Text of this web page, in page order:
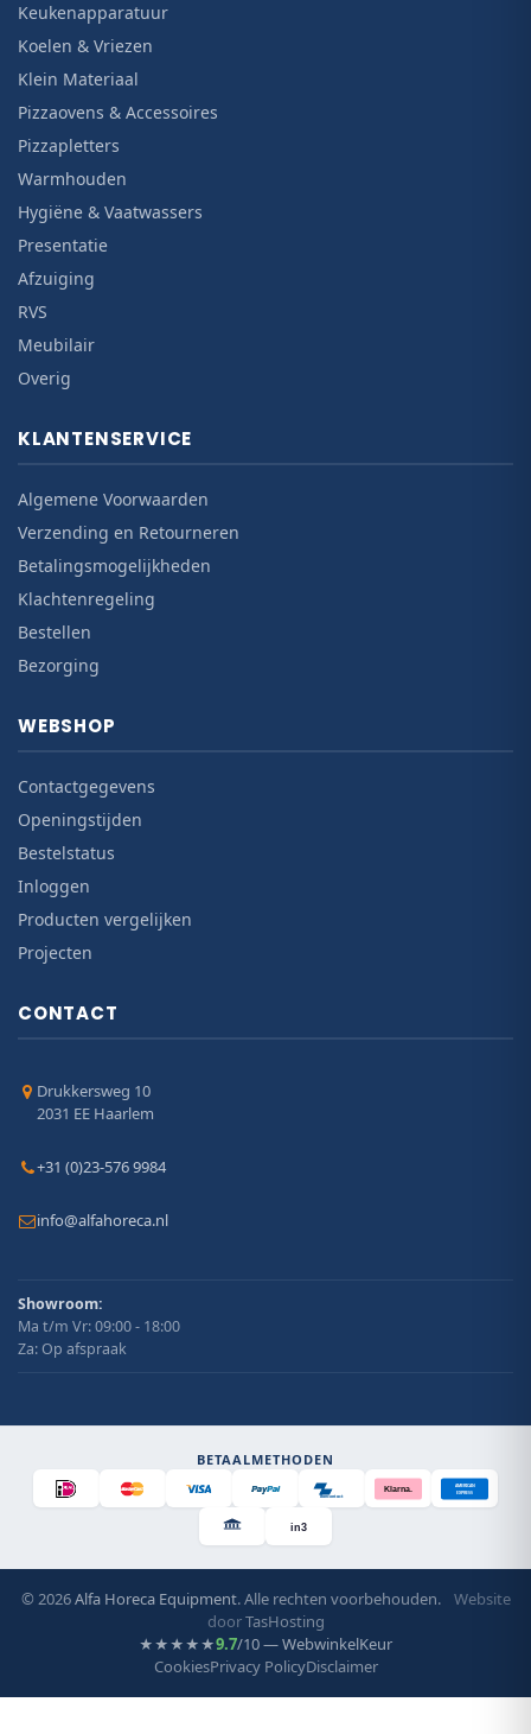
Keukenapparatuur
Koelen & Vriezen
Klein Materiaal
Pizzaovens & Accessoires
Pizzapletters
Warmhouden
Hygiëne & Vaatwassers
Presentatie
Afzuiging
RVS
Meubilair
Overig
KLANTENSERVICE
Algemene Voorwaarden
Verzending en Retourneren
Betalingsmogelijkheden
Klachtenregeling
Bestellen
Bezorging
WEBSHOP
Contactgegevens
Openingstijden
Bestelstatus
Inloggen
Producten vergelijken
Projecten
CONTACT
Drukkersweg 10
2031 EE Haarlem
+31 (0)23-576 9984
info@alfahoreca.nl
Showroom:
Ma t/m Vr: 09:00 - 18:00
Za: Op afspraak
BETAALMETHODEN
Bancontact
Klarna.
AMERICAN
EXPRESS
in3
© 2026Alfa Horeca Equipment. Alle rechten voorbehouden.
Website
doorTasHosting
★★★★★9.7/10 — WebwinkelKeur
CookiesPrivacy PolicyDisclaimer